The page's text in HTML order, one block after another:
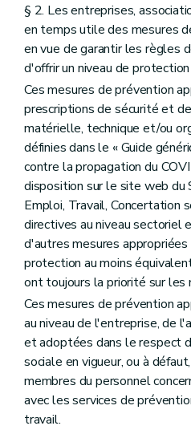
§ 2. Les entreprises,
en temps utile des mesures
en vue de garantir les règles
d'offrir un niveau de
Ces mesures de prévention
prescriptions de sécurité et
matérielle, technique et/ou
définies dans le « Guide
contre la propagation du
disposition sur le site web du
Emploi, Travail, Concertation
directives au niveau
d'autres mesures
protection au moins
ont toujours la priorité sur les
Ces mesures de prévention
au niveau de l'entreprise, de
et adoptées dans le respect
sociale en vigueur, ou à
membres du personnel
avec les services de
travail.